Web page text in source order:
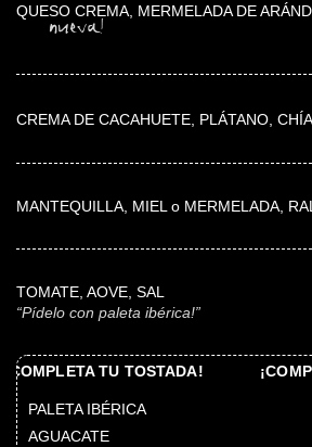
QUESO CREMA, MERMELADA DE
nueva!
CREMA DE CACAHUETE, PLÁTANO,
MANTEQUILLA, MIEL o MERMELADA,
TOMATE, AOVE, SAL
“Pídelo con paleta ibérica!”
TOSTADA! ¡COMPLETA TU
PALETA IBÉRICA
AGUACATE